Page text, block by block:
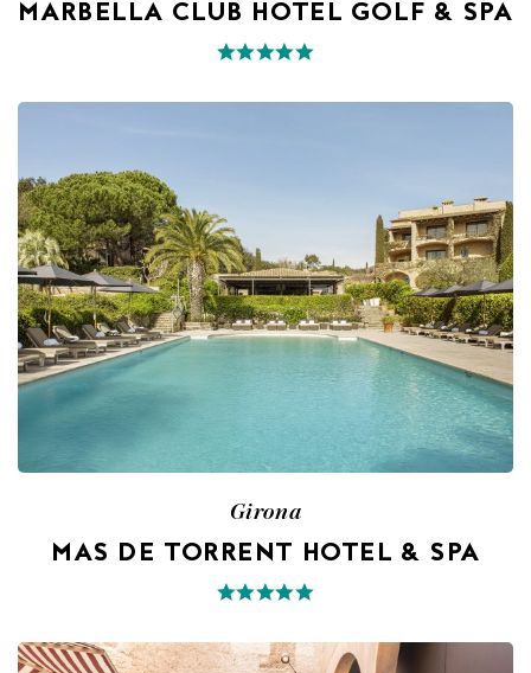
MARBELLA CLUB HOTEL GOLF & SPA
Girona
MAS DE TORRENT HOTEL & SPA